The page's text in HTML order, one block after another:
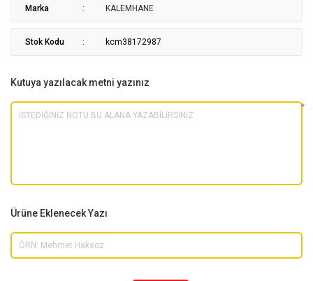
Marka KALEMHANE
Stok Kodu kcm38172987
Kutuya yazılacak metni yazınız
*
Ürüne Eklenecek Yazı